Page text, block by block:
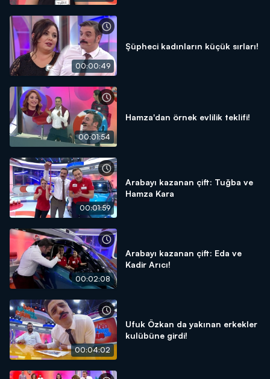
00:00:49
Şüpheci kadınların küçük sırları!
00:01:54
Hamza'dan örnek evlilik teklifi!
00:01:59
Arabayı kazanan çift: Tuğba ve
Hamza Kara
00:02:08
Arabayı kazanan çift: Eda ve
Kadir Arıcı!
00:04:02
Ufuk Özkan da yakınan erkekler
kulübüne girdi!